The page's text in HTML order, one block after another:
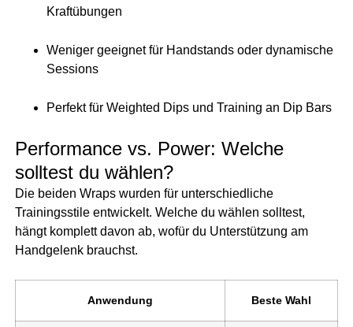
Kraftübungen
Weniger geeignet für Handstands oder dynamische
Sessions
Perfekt für Weighted Dips und Training an Dip Bars
Performance vs. Power: Welche
solltest du wählen?
Die beiden Wraps wurden für unterschiedliche
Trainingsstile entwickelt. Welche du wählen solltest,
hängt komplett davon ab, wofür du Unterstützung am
Handgelenk brauchst.
Anwendung Beste Wahl